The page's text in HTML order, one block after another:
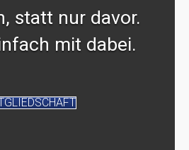
statt nur davor.
mit dabei.